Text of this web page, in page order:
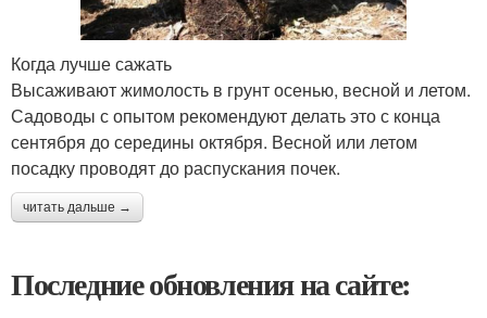
Когда лучше сажать
Высаживают жимолость в грунт осенью, весной и летом.
Садоводы с опытом рекомендуют делать это с конца
сентября до середины октября. Весной или летом
посадку проводят до распускания почек.
читать дальше →
Последние обновления на сайте: